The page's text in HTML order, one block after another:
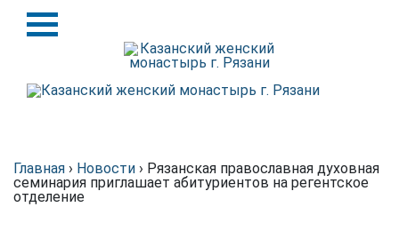
Назад
Духовенство
Назад
Крупицы духовной мудрости
Главная › Новости › Рязанская православная духовная
семинария приглашает абитуриентов на регентское
отделение